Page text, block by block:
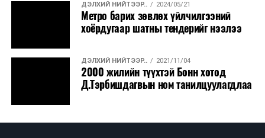
ДЭЛХИЙ НИЙТЭЭР..
Вашингтон мужийн ой хээрийн түймрийг
хяналтад авах ажил ахицтай байн...
ДЭЛХИЙ НИЙТЭЭР..
АНУ, Иран Ормузын хоолойг нээх тохиролцоонд
ойртож байна
ХЭН ЮУ ХЭЛЭВ... 2026/08/06
ДЭЛХИЙ НИЙТЭЭР.. 2024/05/21
Метро барих зөвлөх үйлчилгээний
хоёрдугаар шатны тендерийг нээлээ
ДЭЛХИЙ НИЙТЭЭР.. 2021/11/04
2000 жилийн түүхтэй Бонн хотод
Д.Тэрбишдагвын ном танилцуулагдлаа